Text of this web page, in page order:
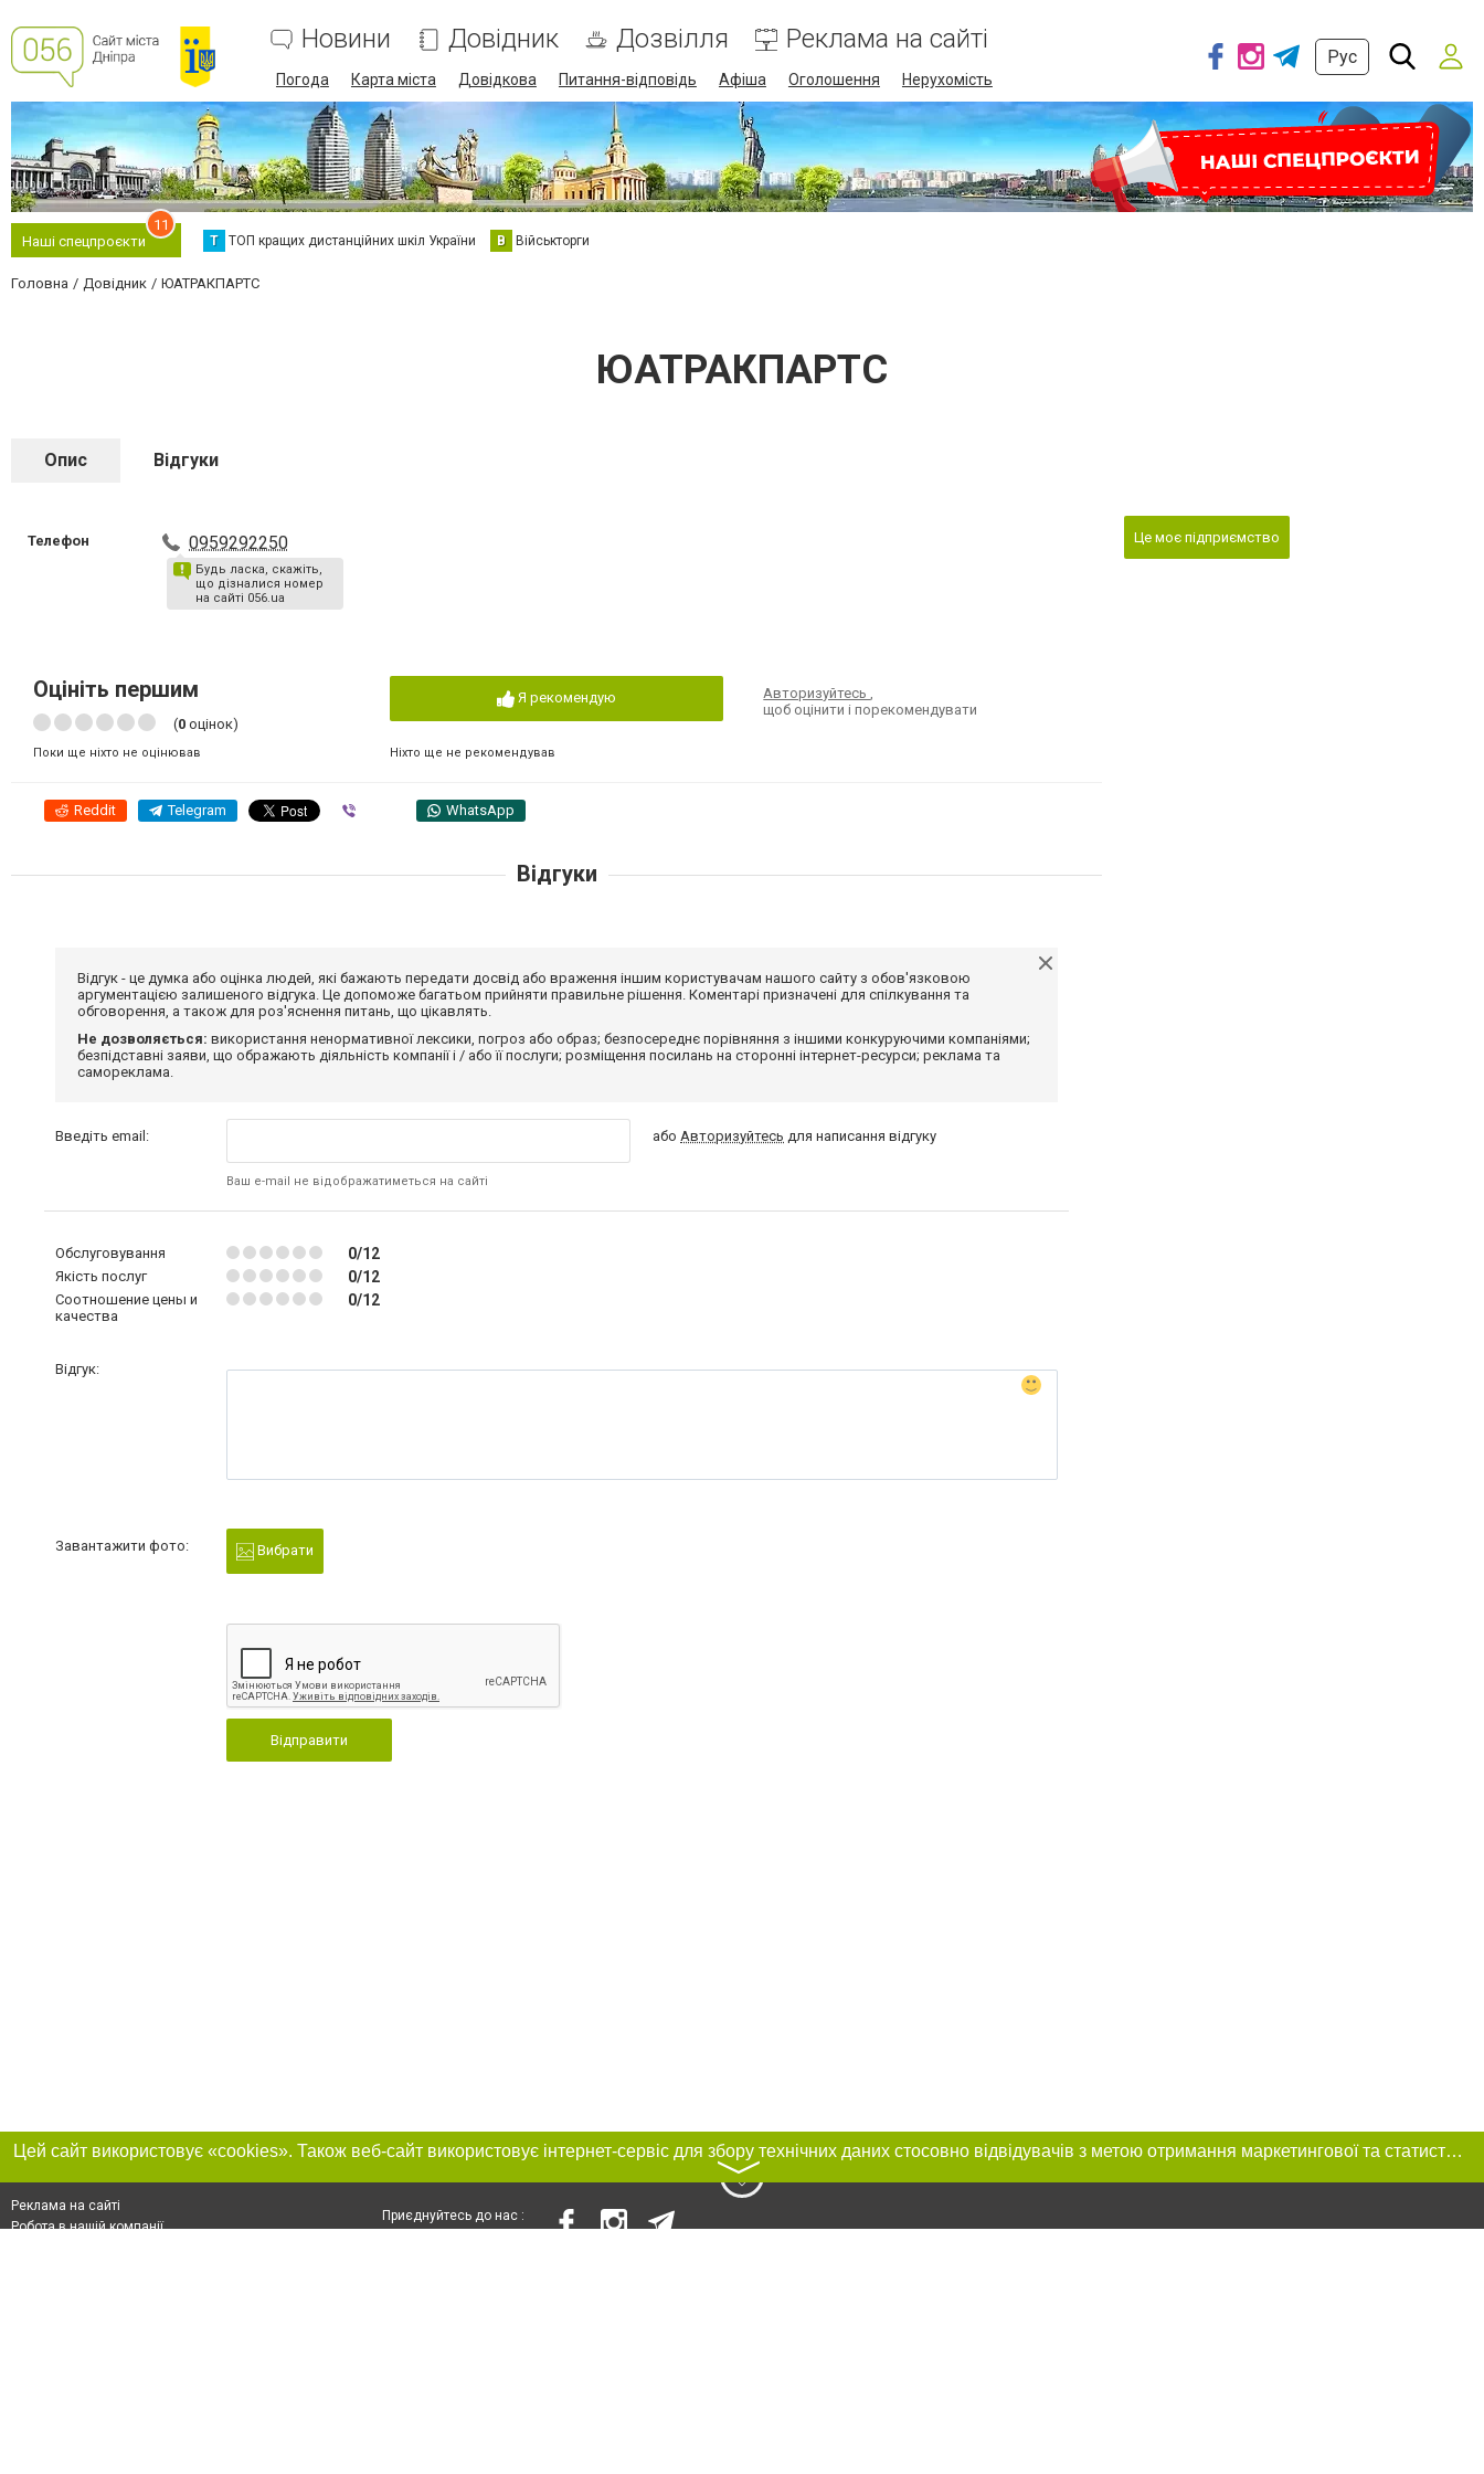
Новини Довідник Дозвілля Реклама на сайті
Погода Карта міста Довідкова Питання-відповідь Афіша Оголошення Нерухомість
Рус
Наші спецпроєкти
11
Т ТОП кращих дистанційних шкіл України В Військторги
Головна Довідник ЮАТРАКПАРТС
ЮАТРАКПАРТС
Опис Відгуки
Телефон 0959292250
Будь ласка, скажіть,
що дізналися номер
на сайті 056.ua
Оцініть першим
(0 оцінок)
Поки ще ніхто не оцінював
Я рекомендую
Ніхто ще не рекомендував
Авторизуйтесь,
щоб оцінити і порекомендувати
Reddit Telegram WhatsApp
Це моє підприємство
Відгуки
Відгук - це думка або оцінка людей, які бажають передати досвід або враження іншим користувачам нашого сайту з обов'язковою
аргументацією залишеного відгука. Це допоможе багатьом прийняти правильне рішення. Коментарі призначені для спілкування та
обговорення, а також для роз'яснення питань, що цікавлять.
Не дозволяється: використання ненормативної лексики, погроз або образ; безпосереднє порівняння з іншими конкуруючими компаніями;
безпідставні заяви, що ображають діяльність компанії і / або її послуги; розміщення посилань на сторонні інтернет-ресурси; реклама та
самореклама.
Введіть email:
Ваш e-mail не відображатиметься на сайті
абоАвторизуйтесь для написання відгуку
Обслуговування 0/12
Якість послуг 0/12
Соотношение цены и
качества
0/12
Відгук:
Завантажити фото: Вибрати
Відправити
Цей сайт використовує «cookies». Також веб-сайт використовує інтернет-сервіс для збору технічних даних стосовно відвідувачів з метою отримання маркетингової та статистичної інформації. Умови обробки даних відвідувачів сайту див.
〉
Реклама на сайті
Робота в нашій компанії
Приєднуйтесь до нас :